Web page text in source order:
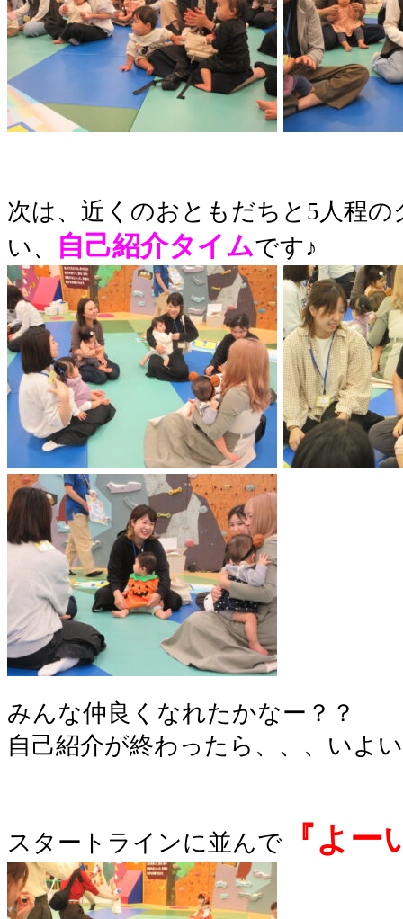
次は、近くのおともだちと5人程
い、
自己紹介タイムです♪
みんな仲良くなれたかなー？？
自己紹介が終わったら、、、いよ
スタートラインに並んで 『よ